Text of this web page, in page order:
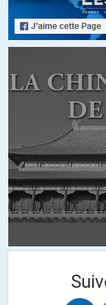
« Il faut donc
n’a rien couté
Je n’ai jamais
arrêter ce qui
Et les
crise de
(banques qui
documents,
qui refuse de
calal//
« le